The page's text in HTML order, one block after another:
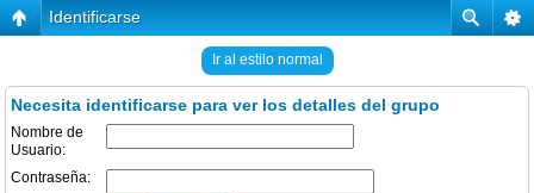
Identificarse
Ir al estilo normal
Necesita identificarse para ver los detalles del grupo
Nombre de
Usuario:
Contraseña: